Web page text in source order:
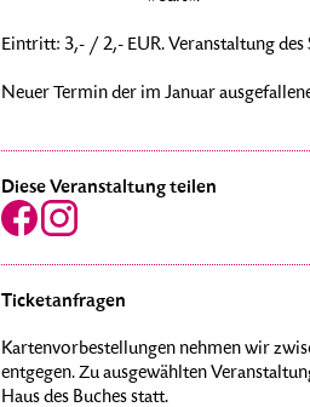
Eintritt: 3,- / 2,- EUR. Veranstaltung des
Neuer Termin der im Januar
Diese Veranstaltung teilen
Ticketanfragen
Kartenvorbestellungen nehmen wir
entgegen. Zu ausgewählten
Haus des Buches statt.